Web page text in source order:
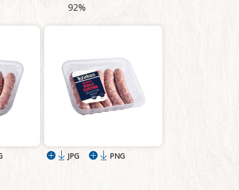
92%
JPG PNG